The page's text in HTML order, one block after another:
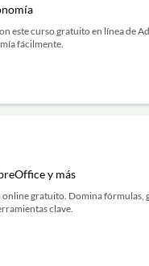
este curso gratuito en línea de
fácilmente.
y más
gratuito. Domina
clave.